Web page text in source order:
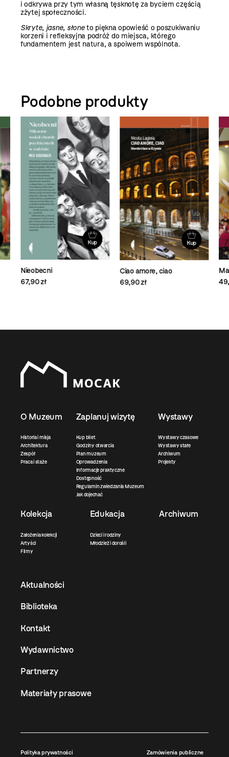
i odkrywa przy tym własną tęsknotę za byciem częścią
zżytej społeczności.
Skryte, jasne, słoneto piękna opowieść o poszukiwaniu
korzeni i refleksyjna podróż do miejsca, którego
fundamentem jest natura, a spoiwem wspólnota.
Podobne produkty
Kup
Nieobecni
67,90 zł
Kup
Ciao amore, ciao
69,90 zł
O Muzeum
Historia i misja
Architektura
Zespół
Praca i staże
Zaplanuj wizytę
Kup bilet
Godziny otwarcia
Plan muzeum
Oprowadzenia
Informacje praktyczne
Dostępność
Regulamin zwiedzania Muzeum
Jak dojechać
Wystawy
Wystawy czasowe
Wystawy stałe
Archiwum
Projekty
Kolekcja
Założenia kolekcji
Artyści
Filmy
Edukacja
Dzieci i rodziny
Młodzież i dorośli
Archiwum
Aktualności
Biblioteka
Kontakt
Wydawnictwo
Partnerzy
Materiały prasowe
Polityka prywatności Zamówienia publiczne